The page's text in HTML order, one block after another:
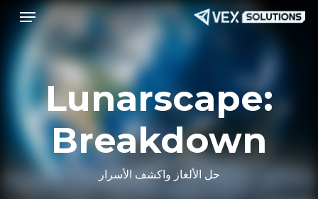
قائمة طعام
Lunarscape:
Breakdown
حل الألغاز واكشف الأسرار
Menu